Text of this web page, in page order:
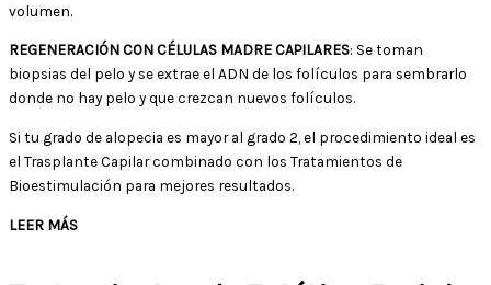
volumen.
REGENERACIÓN CON CÉLULAS MADRE CAPILARES: Se toman
biopsias del pelo y se extrae el ADN de los folículos para sembrarlo
donde no hay pelo y que crezcan nuevos folículos.
Si tu grado de alopecia es mayor al grado 2, el procedimiento ideal es
el Trasplante Capilar combinado con los Tratamientos de
Bioestimulación para mejores resultados.
LEER MÁS